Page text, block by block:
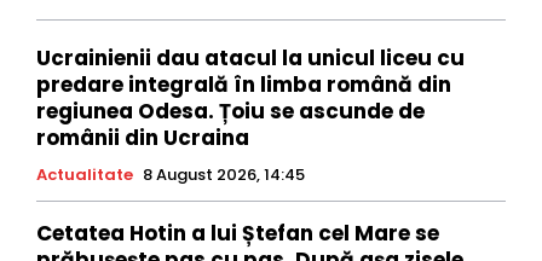
Ucrainienii dau atacul la unicul liceu cu
predare integrală în limba română din
regiunea Odesa. Țoiu se ascunde de
românii din Ucraina
Actualitate 8 August 2026, 14:45
Cetatea Hotin a lui Ștefan cel Mare se